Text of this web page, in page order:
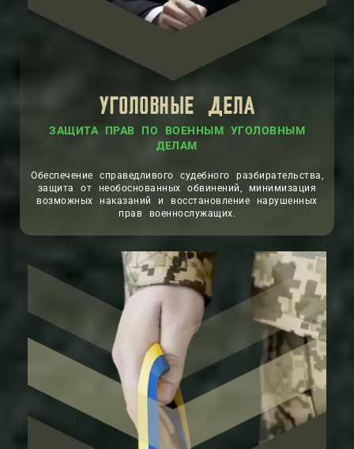
УГОЛОВНЫЕ ДЕЛА
ЗАЩИТА ПРАВ ПО ВОЕННЫМ УГОЛОВНЫМ
ДЕЛАМ
Обеспечение справедливого судебного разбирательства,
защита от необоснованных обвинений, минимизация
возможных наказаний и восстановление нарушенных
прав военнослужащих.